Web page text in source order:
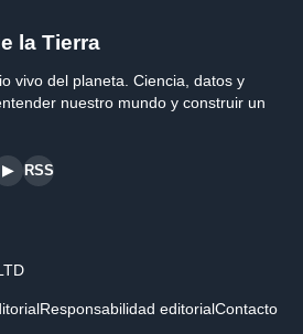
la Tierra
vivo del planeta. Ciencia, datos y
nuestro mundo y construir un
▶ RSS
Responsabilidad editorialContacto